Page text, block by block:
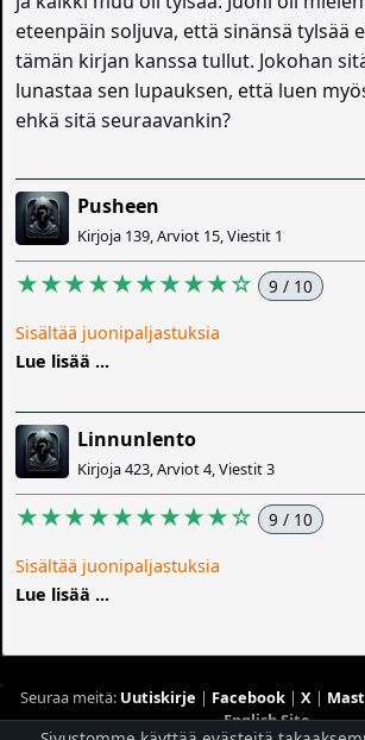
eteenpäin soljuva, että sinänsä tylsää
tämän kirjan kanssa tullut. Jokohan
lunastaa sen lupauksen, että luen
ehkä sitä seuraavankin?
Pusheen
Kirjoja 139, Arviot 15, Viestit 1
★★★★★★★★★☆ 9 / 10
Sisältää juonipaljastuksia
Lue lisää ...
Linnunlento
Kirjoja 423, Arviot 4, Viestit 3
★★★★★★★★★☆ 9 / 10
Sisältää juonipaljastuksia
Lue lisää ...
Seuraa meitä: Uutiskirje | Facebook| X|
English Site